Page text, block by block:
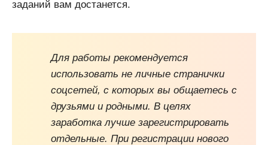
заданий вам достанется.
Для работы рекомендуется
использовать не личные странички
соцсетей, с которых вы общаетесь с
друзьями и родными. В целях
заработка лучше зарегистрировать
отдельные. При регистрации нового